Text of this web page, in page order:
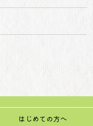
はじめての方へ